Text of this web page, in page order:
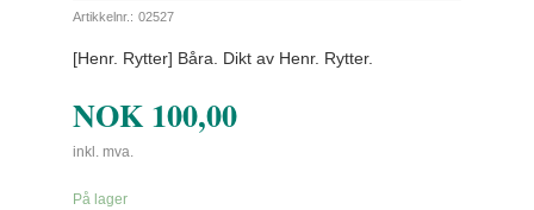
Artikkelnr.: 02527
[Henr. Rytter] Båra. Dikt av Henr. Rytter.
NOK 100,00
inkl. mva.
På lager